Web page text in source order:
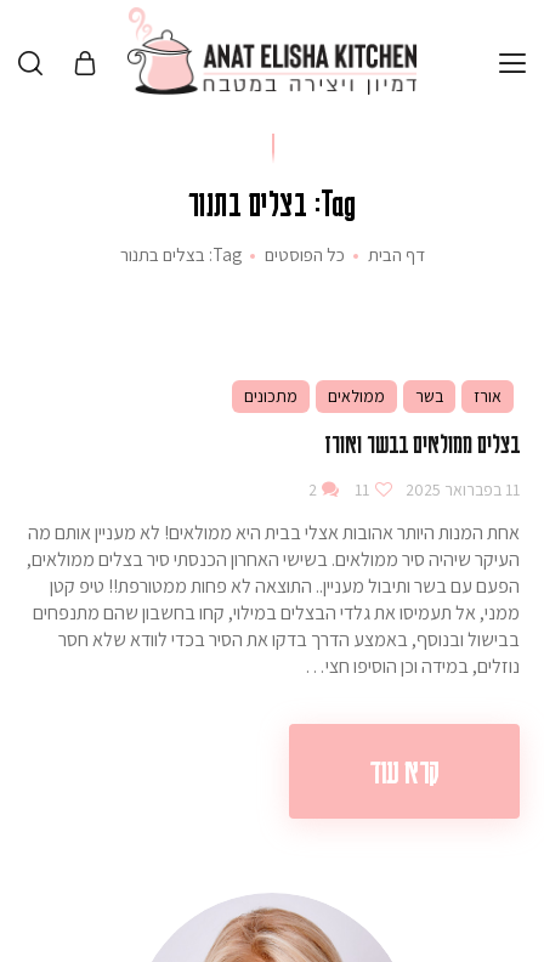
Tag: בצלים בתנור
דף הבית כל הפוסטים Tag: בצלים בתנור
אורז בשר ממולאים מתכונים
בצלים ממולאים בבשר ואורז
11 בפברואר 2025 11
2
אחת המנות היותר אהובות אצלי בבית היא ממולאים! לא מעניין אותם מה
העיקר שיהיה סיר ממולאים. בשישי האחרון הכנסתי סיר בצלים ממולאים,
הפעם עם בשר ותיבול מעניין.. התוצאה לא פחות ממטורפת!! טיפ קטן
ממני, אל תעמיסו את גלדי הבצלים במילוי, קחו בחשבון שהם מתנפחים
בבישול ובנוסף, באמצע הדרך בדקו את הסיר בכדי לוודא שלא חסר
נוזלים, במידה וכן הוסיפו חצי…
קרא עוד